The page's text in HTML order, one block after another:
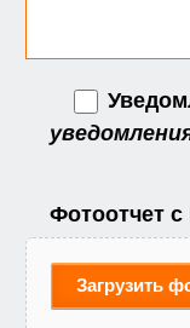
Фотоотчет
Загрузить